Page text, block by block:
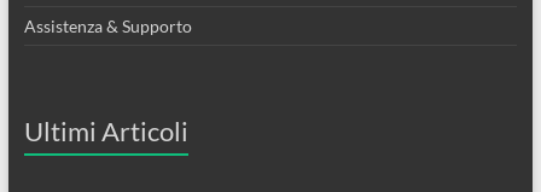
Assistenza & Supporto
Ultimi Articoli